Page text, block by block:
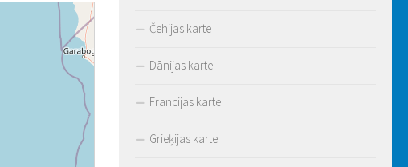
Čehijas karte
Dānijas karte
Francijas karte
Grieķijas karte